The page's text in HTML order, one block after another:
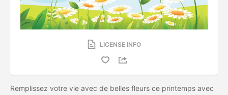
LICENSE INFO
Remplissez votre vie avec de belles fleurs ce printemps avec